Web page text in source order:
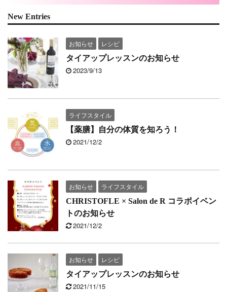
New Entries
お知らせ
レシピ
タイアップレッスンのお知らせ
2023/9/13
ライフスタイル
【薬膳】自分の体質を知ろう！
2021/12/2
お知らせ
ライフスタイル
CHRISTOFLE × Salon de R コラボイベン
トのお知らせ
2021/12/2
お知らせ
レシピ
タイアップレッスンのお知らせ
2021/11/15